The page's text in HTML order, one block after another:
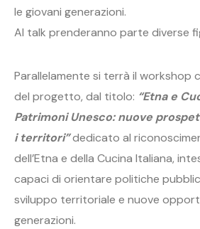
le giovani generazioni.
Al talk prenderanno parte diverse
Parallelamente si terrà il workshop
del progetto, dal titolo: “Etna e
Patrimoni Unesco: nuove
i territori”dedicato al
dell’Etna e della Cucina Italiana,
capaci di orientare politiche
sviluppo territoriale e nuove
generazioni.